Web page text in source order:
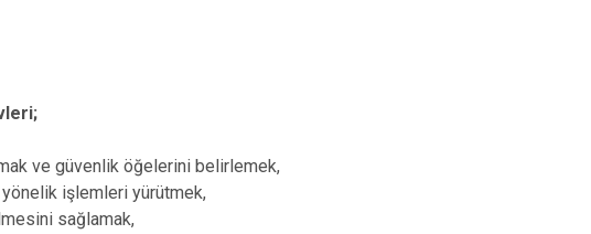
ve güvenlik öğelerini belirlemek,
işlemleri yürütmek,
sağlamak,